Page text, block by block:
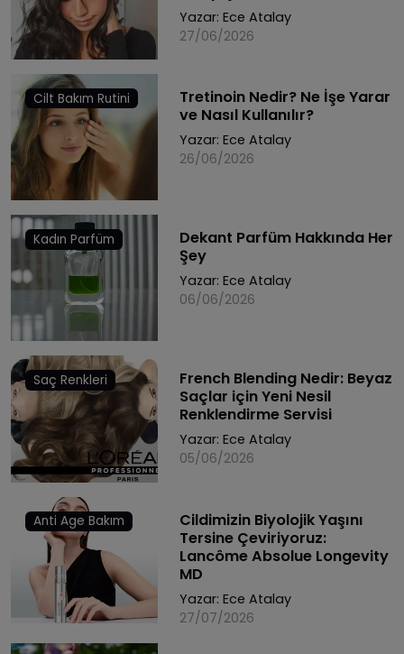
Yazar: Ece Atalay
27/06/2026
Cilt Bakım Rutini
Tretinoin Nedir? Ne İşe Yarar
ve Nasıl Kullanılır?
Yazar: Ece Atalay
26/06/2026
Kadın Parfüm
Dekant Parfüm Hakkında Her
Şey
Yazar: Ece Atalay
06/06/2026
Saç Renkleri
French Blending Nedir: Beyaz
Saçlar için Yeni Nesil
Renklendirme Servisi
Yazar: Ece Atalay
05/06/2026
Anti Age Bakım
Cildimizin Biyolojik Yaşını
Tersine Çeviriyoruz:
Lancôme Absolue Longevity
MD
Yazar: Ece Atalay
27/07/2026